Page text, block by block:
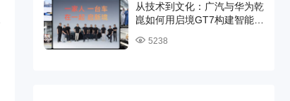
从技术到文化：广汽与华为乾
崑如何用启境GT7构建智能汽
5238